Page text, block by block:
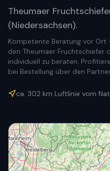
Theumaer
(Niedersachsen).
Kompetente Beratung vor
den Theumaer Fruchtschiefer
individuell zu beraten.
bei Bestellung über den
ca. 302 km Luftlinie vom